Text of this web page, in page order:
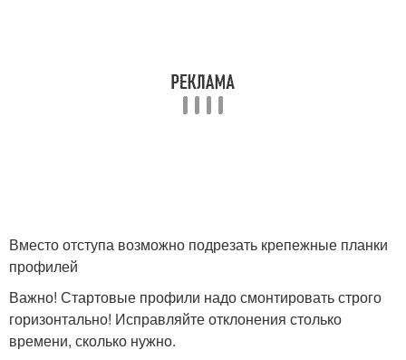
Вместо отступа возможно подрезать крепежные планки
профилей
Важно! Стартовые профили надо смонтировать строго
горизонтально! Исправляйте отклонения столько
времени, сколько нужно.